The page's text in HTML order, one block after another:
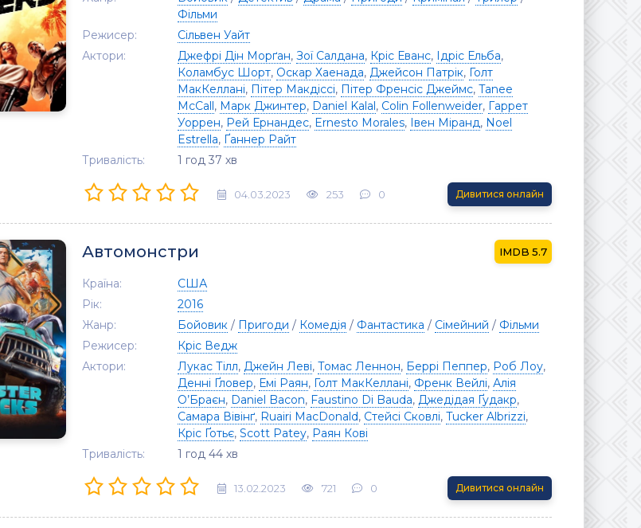
Фільми
Режисер:
Сільвен Уайт
Актори:
Джефрі Дін Морґан, Зої Салдана, Кріс Еванс, Ідріс Ельба,
Коламбус Шорт, Оскар Хаенада, Джейсон Патрік, Голт
МакКеллані, Пітер Макдіссі, Пітер Френсіс Джеймс, Tanee
McCall, Марк Джинтер, Daniel Kalal, Colin Follenweider, Гаррет
Уоррен, Рей Ернандес, Ernesto Morales, Івен Міранд, Noel
Estrella, Ґаннер Райт
Тривалість:
1 год 37 хв
04.03.2023 253 0 Дивитися онлайн
Автомонстри 5.7
Країна:
США
Рік:
2016
Жанр:
Бойовик / Пригоди / Комедія / Фантастика / Сімейний / Фільми
Режисер:
Кріс Ведж
Актори:
Лукас Тілл, Джейн Леві, Томас Леннон, Беррі Пеппер, Роб Лоу,
Денні Ґловер, Емі Раян, Голт МакКеллані, Френк Вейлі, Алія
О’Браєн, Daniel Bacon, Faustino Di Bauda, Джедідая Ґудакр,
Самара Вівінґ, Ruairi MacDonald, Стейсі Сковлі, Tucker Albrizzi,
Кріс Ґотьє, Scott Patey, Раян Кові
Тривалість:
1 год 44 хв
13.02.2023 721 0 Дивитися онлайн